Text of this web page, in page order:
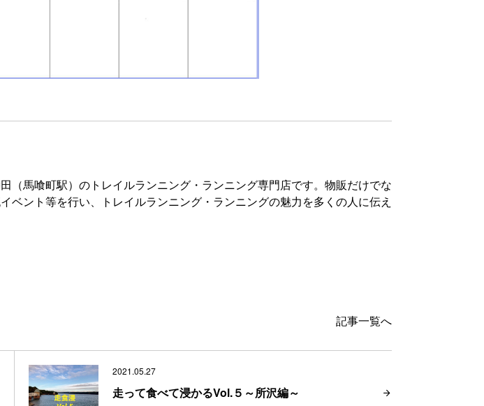
（馬喰町駅）のトレイルランニング・ランニング専門店です。物販だけでな
ベント等を行い、トレイルランニング・ランニングの魅力を多くの人に伝え
記事一覧へ
2021.05.27
走って食べて浸かるVol.５～所沢編～